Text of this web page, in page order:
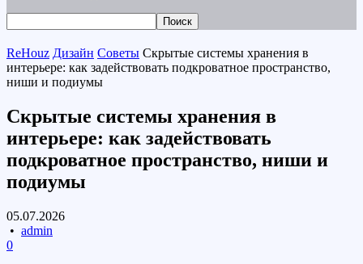
ReHouz Дизайн Советы Скрытые системы хранения в
интерьере: как задействовать подкроватное пространство,
ниши и подиумы
Скрытые системы хранения в
интерьере: как задействовать
подкроватное пространство, ниши и
подиумы
05.07.2026
• admin
0